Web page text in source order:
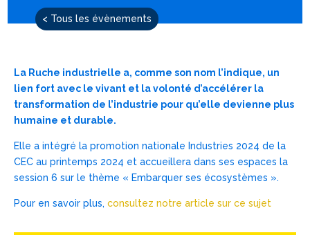
< Tous les évènements
La Ruche industrielle a, comme son nom l’indique, un
lien fort avec le vivant et la volonté d’accélérer la
transformation de l’industrie pour qu’elle devienne plus
humaine et durable.
Elle a intégré la promotion nationale Industries 2024 de la
CEC au printemps 2024 et accueillera dans ses espaces la
session 6 sur le thème « Embarquer ses écosystèmes ».
Pour en savoir plus, consultez notre article sur ce sujet